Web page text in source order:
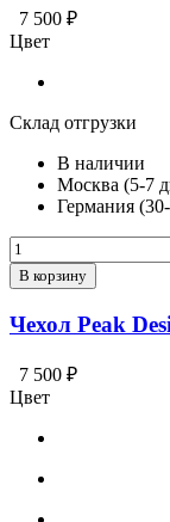
7 500 ₽
Цвет
Склад отгрузки
В наличии
Москва (5-7
Германия
В корзину
Чехол Peak
7 500 ₽
Цвет